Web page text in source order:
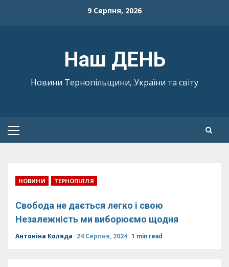
9 Серпня, 2026
Наш ДЕНЬ
Новини Тернопільщини, України та світу
Primary
НОВИНИ ТЕРНОПІЛЛЯ
Свобода не дається легко і свою
Незалежність ми виборюємо щодня
Антоніна Коляда 24 Серпня, 2024 1 min read